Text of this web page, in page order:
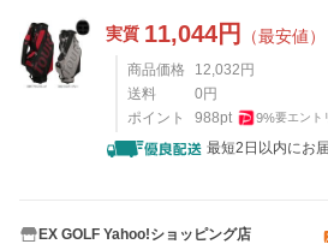
実質 11,044円 （最安値）
商品価格 12,032 円
送料
0 円
ポイント
988pt 9%要エント
最短2日以内にお
EX GOLF Yahoo!ショッピング店